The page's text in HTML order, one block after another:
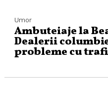
Umor
Ambuteiaje la
Dealerii
probleme cu